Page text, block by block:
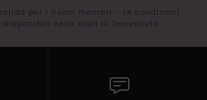
per i nuovi membri - Le condizioni
disponibili nella mail di benvenuto